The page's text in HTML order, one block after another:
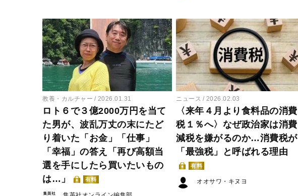
教養・カルチャー 2026.01.31
ロト６で３億2000万円を当て
た男が、波乱万丈の末にたど
り着いた「お金」「仕事」
「幸福」の答え「再び高額当
選を手にしたら買いたいもの
は…」
有料
ニュース 2026.02.03
〈来年４月より食料品の消費
税１％へ〉なぜ政治家は消費
減税を嫌がるのか…消費税が
「最強税」と呼ばれる理由
有料
オオサワ・キヌヨ